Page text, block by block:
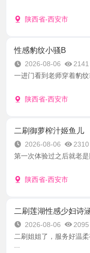
陕西省-西安市
性感豹纹小骚B
2026-08-06
2141
一进门看到老师穿着豹
陕西省-西安市
二刷御萝榨汁姬鱼儿
2026-08-06
2310
第一次体验过之后就老
陕西省-西安市
二刷莲湖性感少妇诗
2026-08-06
2095
二刷姐姐了，服务好温